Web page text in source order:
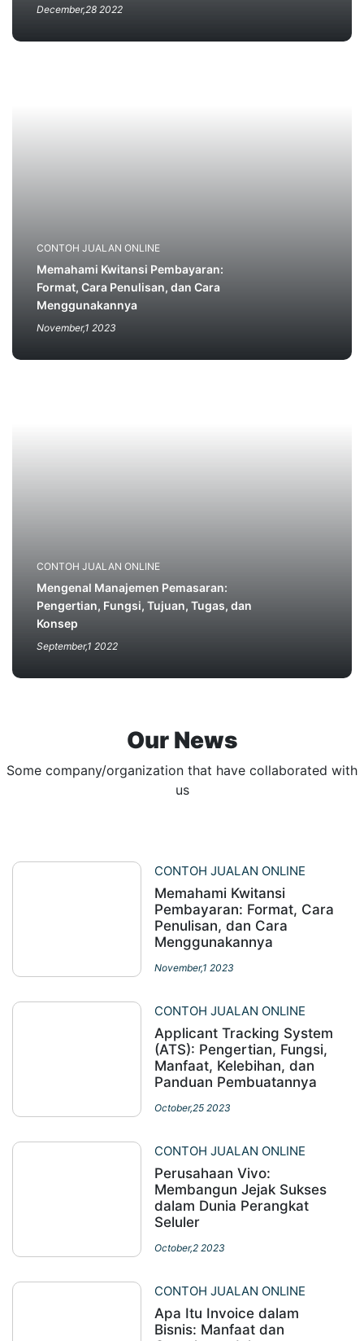
December,28 2022
CONTOH JUALAN ONLINE
Memahami Kwitansi Pembayaran:
Format, Cara Penulisan, dan Cara
Menggunakannya
November,1 2023
CONTOH JUALAN ONLINE
Mengenal Manajemen Pemasaran:
Pengertian, Fungsi, Tujuan, Tugas, dan
Konsep
September,1 2022
Our News
Some company/organization that have collaborated with
us
CONTOH JUALAN ONLINE
Memahami Kwitansi
Pembayaran: Format, Cara
Penulisan, dan Cara
Menggunakannya
November,1 2023
CONTOH JUALAN ONLINE
Applicant Tracking System
(ATS): Pengertian, Fungsi,
Manfaat, Kelebihan, dan
Panduan Pembuatannya
October,25 2023
CONTOH JUALAN ONLINE
Perusahaan Vivo:
Membangun Jejak Sukses
dalam Dunia Perangkat
Seluler
October,2 2023
CONTOH JUALAN ONLINE
Apa Itu Invoice dalam
Bisnis: Manfaat dan